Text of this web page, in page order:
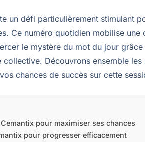
un défi particulièrement stimulant
Ce numéro quotidien mobilise une
le mystère du mot du jour
collective. Découvrons ensemble les
chances de succès sur cette
pour maximiser ses chances
pour progresser efficacement